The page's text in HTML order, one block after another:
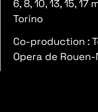
6, 8, 10, 13, 15,
Torino
Co-production :
Opera de